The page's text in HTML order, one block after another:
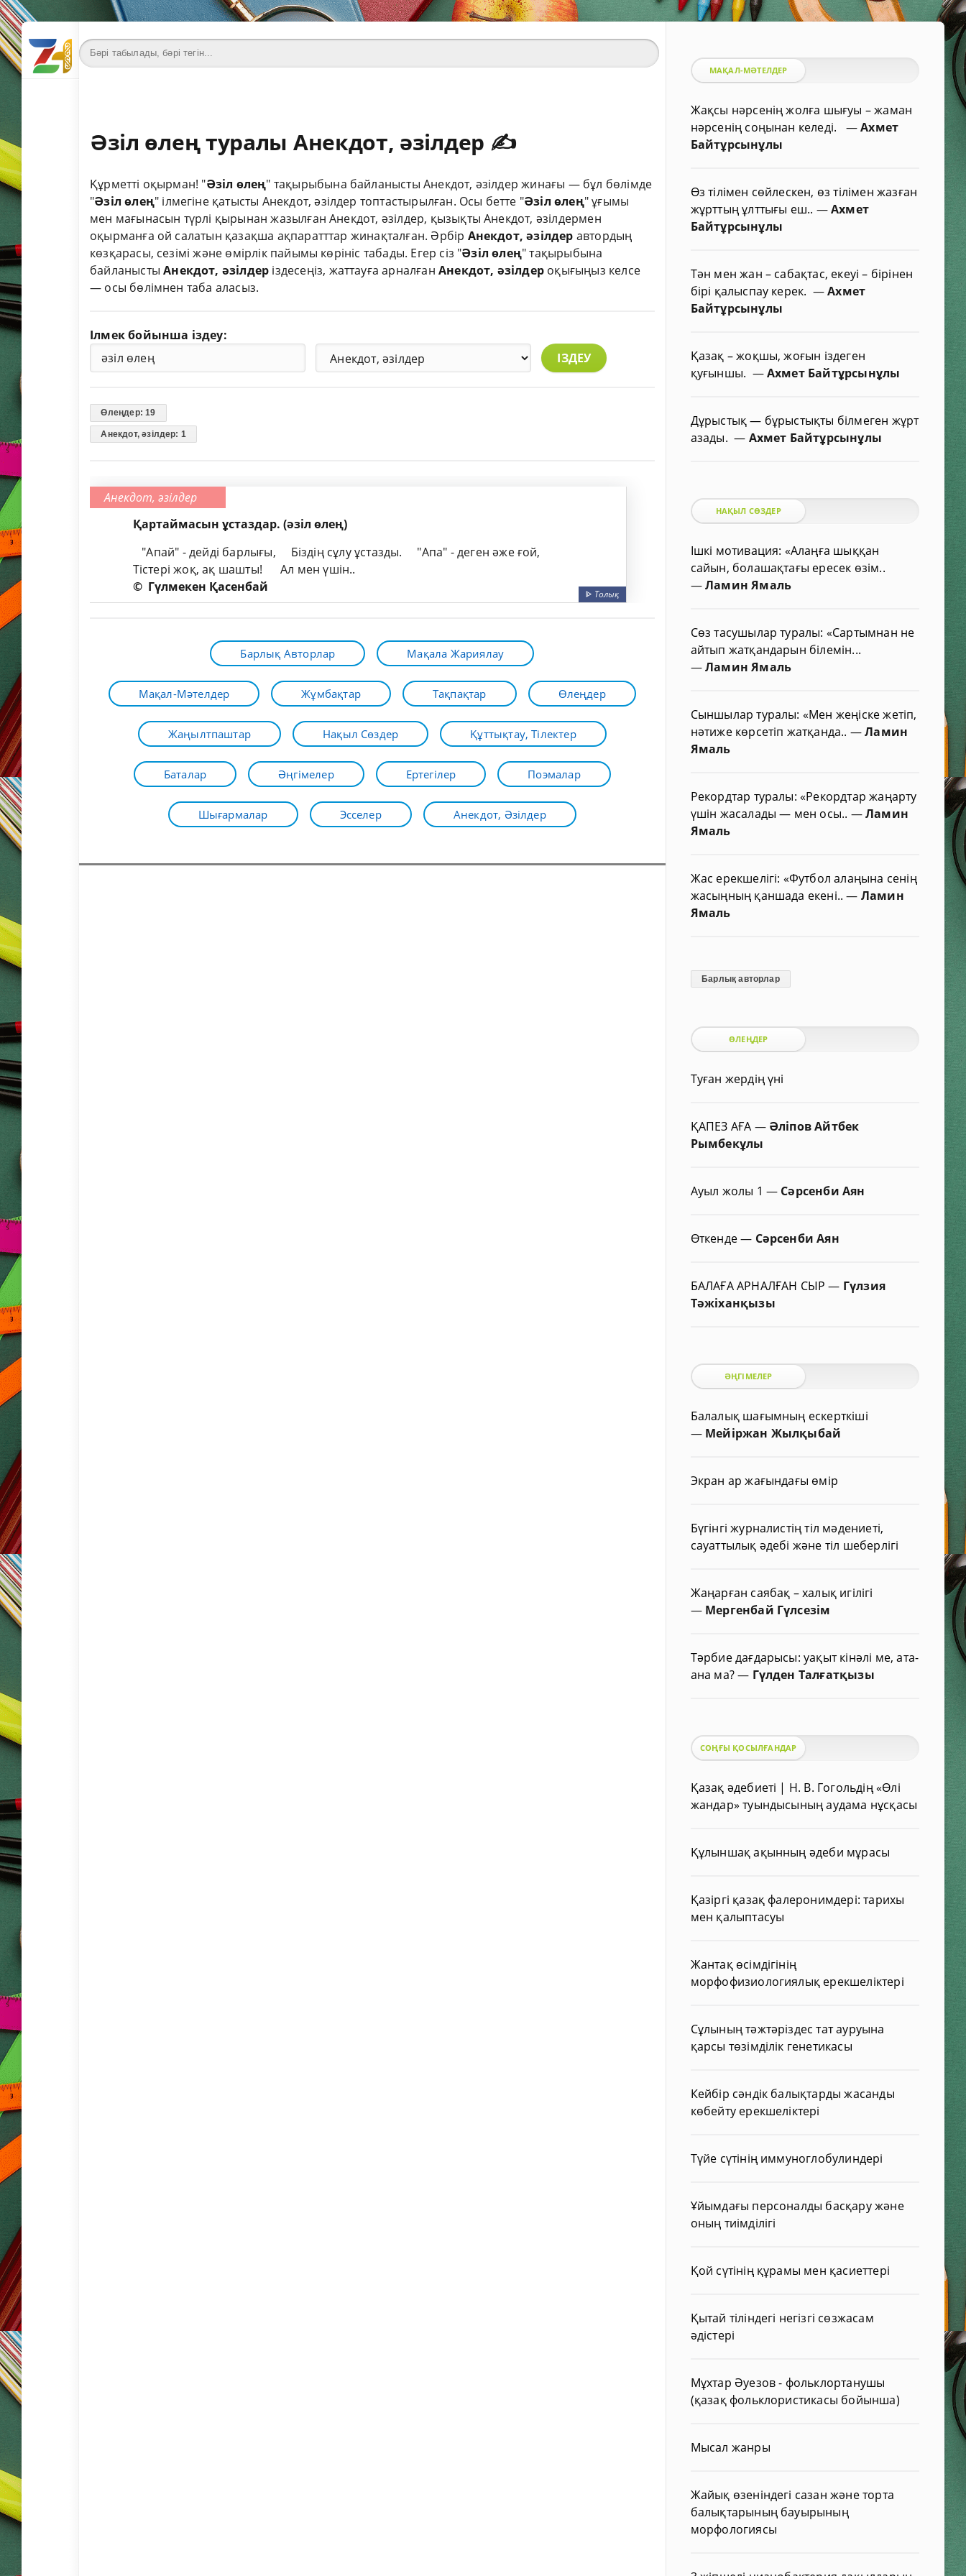
Әзіл өлең туралы Анекдот, әзілдер ✍️
Құрметті оқырман! "Әзіл өлең" тақырыбына байланысты Анекдот, әзілдер жинағы — бұл бөлімде
"Әзіл өлең" ілмегіне қатысты Анекдот, әзілдер топтастырылған. Осы бетте "Әзіл өлең" ұғымы
мен мағынасын түрлі қырынан жазылған Анекдот, әзілдер, қызықты Анекдот, әзілдермен
оқырманға ой салатын қазақша ақпаратттар жинақталған. Әрбір Анекдот, әзілдер автордың
көзқарасы, сезімі және өмірлік пайымы көрініс табады. Егер сіз "Әзіл өлең" тақырыбына
байланыстыАнекдот, әзілдер іздесеңіз, жаттауға арналған Анекдот, әзілдер оқығыңыз келсе
— осы бөлімнен таба аласыз.
Ілмек бойынша іздеу:
ІЗДЕУ
Өлеңдер: 19
Анекдот, әзілдер: 1
Анекдот, әзілдер
Қартаймасын ұстаздар. (әзіл өлең)
​ ​ "Апай" - дейді барлығы,​ ​ ​ ​ ​ Біздің сұлу ұстазды.​ ​ ​ ​ ​ "Апа" - деген әже ғой,​ ​ ​ ​ ​
Тістері жоқ, ақ шашты!​ ​ ​ ​ ​ ​ Ал мен үшін..
© Гүлмекен Қасенбай ᐈ Толық
Барлық Авторлар Мақала Жариялау
Мақал-Мәтелдер Жұмбақтар Тақпақтар Өлеңдер
Жаңылтпаштар Нақыл Сөздер Құттықтау, Тілектер
Баталар Әңгімелер Ертегілер Поэмалар
Шығармалар Эсселер Анекдот, Әзілдер
МАҚАЛ-МӘТЕЛДЕР
Жақсы нәрсенің жолға шығуы – жаман
нәрсенің соңынан келеді. —Ахмет
Байтұрсынұлы
Өз тілімен сөйлескен, өз тілімен жазған
жұрттың ұлттығы еш.. —Ахмет
Байтұрсынұлы
Тән мен жан – сабақтас, екеуі – бірінен
бірі қалыспау керек. —Ахмет
Байтұрсынұлы
Қазақ – жоқшы, жоғын іздеген
қуғыншы. —Ахмет Байтұрсынұлы
Дұрыстық — бұрыстықты білмеген жұрт
азады.— Ахмет Байтұрсынұлы
НАҚЫЛ СӨЗДЕР
Ішкі мотивация: «Алаңға шыққан
сайын, болашақтағы ересек өзім..
—Ламин Ямаль
Сөз тасушылар туралы: «Сартымнан не
айтып жатқандарын білемін...
—Ламин Ямаль
Сыншылар туралы: «Мен жеңіске жетіп,
нәтиже көрсетіп жатқанда.. —Ламин
Ямаль
Рекордтар туралы: «Рекордтар жаңарту
үшін жасалады — мен осы.. —Ламин
Ямаль
Жас ерекшелігі: «Футбол алаңына сенің
жасыңның қаншада екені..— Ламин
Ямаль
Барлық авторлар
ӨЛЕҢДЕР
Туған жердің үні
ҚАПЕЗ АҒА — Әліпов Айтбек
Рымбекұлы
Ауыл жолы 1 — Сәрсенби Аян
Өткенде— Сәрсенби Аян
БАЛАҒА АРНАЛҒАН СЫР— Гүлзия
Тәжіханқызы
ӘҢГІМЕЛЕР
Балалық шағымның ескерткіші
— Мейіржан Жылқыбай
Экран ар жағындағы өмір
Бүгінгі журналистің тіл мәдениеті,
сауаттылық әдебі және тіл шеберлігі
Жаңарған саябақ – халық игілігі
— Мергенбай Гүлсезім
Тәрбие дағдарысы: уақыт кінәлі ме, ата-
ана ма?— Гүлден Талғатқызы
СОҢҒЫ ҚОСЫЛҒАНДАР
Қазақ әдебиеті | Н. В. Гогольдің «Өлі
жандар» туындысының аудама нұсқасы
Құлыншақ ақынның әдеби мұрасы
Қазіргі қазақ фалеронимдері: тарихы
мен қалыптасуы
Жантақ өсімдігінің
морфофизиологиялық ерекшеліктері
Сұлының тәжтәріздес тат ауруына
қарсы төзімділік генетикасы
Кейбір сәндік балықтарды жасанды
көбейту ерекшеліктері
Түйе сүтінің иммуноглобулиндері
Ұйымдағы персоналды басқару және
оның тиімділігі
Қой сүтінің құрамы мен қасиеттері
Қытай тіліндегі негізгі сөзжасам
әдістері
Мұхтар Әуезов - фольклортанушы
(қазақ фольклористикасы бойынша)
Мысал жанры
Жайық өзеніндегі сазан және торта
балықтарының бауырының
морфологиясы